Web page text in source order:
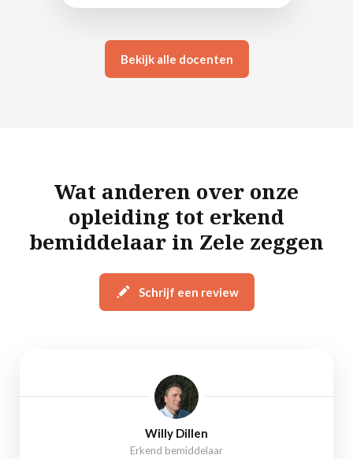
Bekijk alle docenten
Wat anderen over onze
opleiding tot erkend
bemiddelaar in Zele zeggen
Schrijf een review
Willy Dillen
Erkend bemiddelaar